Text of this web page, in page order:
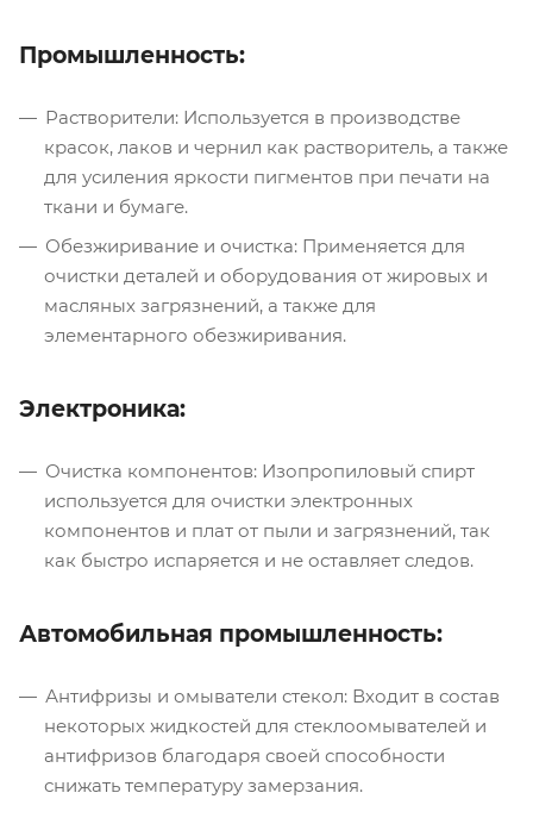
Промышленность:
Растворители: Используется в производстве
красок, лаков и чернил как растворитель, а также
для усиления яркости пигментов при печати на
ткани и бумаге.
Обезжиривание и очистка: Применяется для
очистки деталей и оборудования от жировых и
масляных загрязнений, а также для
элементарного обезжиривания.
Электроника:
Очистка компонентов: Изопропиловый спирт
используется для очистки электронных
компонентов и плат от пыли и загрязнений, так
как быстро испаряется и не оставляет следов.
Автомобильная промышленность:
Антифризы и омыватели стекол: Входит в состав
некоторых жидкостей для стеклоомывателей и
антифризов благодаря своей способности
снижать температуру замерзания.